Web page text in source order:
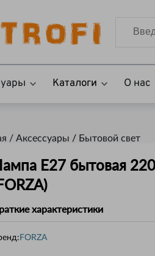
Каталоги О нас
/ Аксессуары / Бытовой свет
Е27 бытовая
характеристики
FORZA